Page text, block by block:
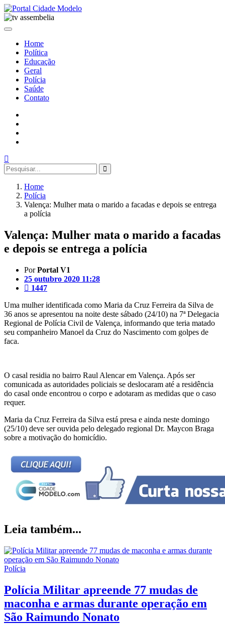
Home
Política
Educação
Geral
Polícia
Saúde
Contato
Home
Polícia
Valença: Mulher mata o marido a facadas e depois se entrega
a polícia
Valença: Mulher mata o marido a facadas
e depois se entrega a polícia
PorPortal V1
25 outubro 2020 11:28
1447
Uma mulher identificada como Maria da Cruz Ferreira da Silva de
36 anos se apresentou na noite deste sábado (24/10) na 7ª Delegacia
Regional de Polícia Civil de Valença, informando que teria matado
seu companheiro Manoel da Cruz do Nascimento com golpes de
faca.
O casal residia no bairro Raul Alencar em Valença. Após ser
comunicada as autoridades policiais se deslocaram até a residência
do casal onde encontrou o corpo e adotaram as medidas que o caso
requer.
Maria da Cruz Ferreira da Silva está presa e ainda neste domingo
(25/10) deve ser ouvida pelo delegado regional Dr. Maycon Braga
sobre a motivação do homicídio.
Leia também...
Polícia
Polícia Militar apreende 77 mudas de
maconha e armas durante operação em
São Raimundo Nonato